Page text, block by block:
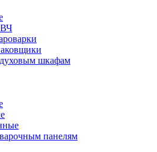
шкафам
панелям